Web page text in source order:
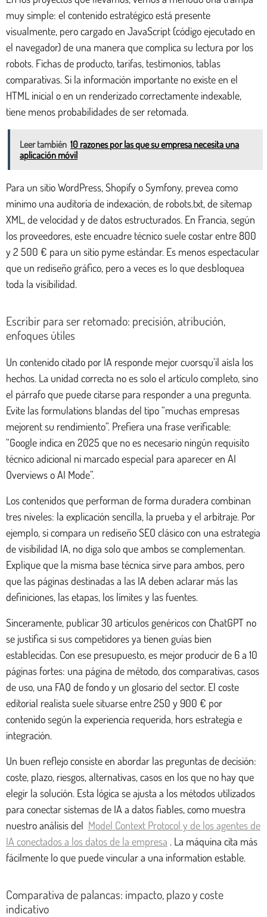
muy simple: el contenido estratégico está presente
visualmente, pero cargado en JavaScript (código ejecutado en
el navegador) de una manera que complica su lectura por los
robots. Fichas de producto, tarifas, testimonios, tablas
comparativas. Si la información importante no existe en el
HTML inicial o en un renderizado correctamente indexable,
tiene menos probabilidades de ser retomada.
Leer también 10 razones por las que su empresa necesita una
aplicación móvil
Para un sitio WordPress, Shopify o Symfony, prevea como
mínimo una auditoría de indexación, de robots.txt, de sitemap
XML, de velocidad y de datos estructurados. En Francia, según
los proveedores, este encuadre técnico suele costar entre 800
y 2 500 € para un sitio pyme estándar. Es menos espectacular
que un rediseño gráfico, pero a veces es lo que desbloquea
toda la visibilidad.
Escribir para ser retomado: precisión, atribución,
enfoques útiles
Un contenido citado por IA responde mejor cuorsqu’il aísla los
hechos. La unidad correcta no es solo el artículo completo, sino
el párrafo que puede citarse para responder a una pregunta.
Evite las formulations blandas del tipo “muchas empresas
mejorent su rendimiento”. Prefiera una frase verificable:
“Google indica en 2025 que no es necesario ningún requisito
técnico adicional ni marcado especial para aparecer en AI
Overviews o AI Mode”.
Los contenidos que performan de forma duradera combinan
tres niveles: la explicación sencilla, la prueba y el arbitraje. Por
ejemplo, si compara un rediseño SEO clásico con una estrategia
de visibilidad IA, no diga solo que ambos se complementan.
Explique que la misma base técnica sirve para ambos, pero
que las páginas destinadas a las IA deben aclarar más las
definiciones, las etapas, los límites y las fuentes.
Sinceramente, publicar 30 artículos genéricos con ChatGPT no
se justifica si sus competidores ya tienen guías bien
establecidas. Con ese presupuesto, es mejor producir de 6 a 10
páginas fortes: una página de método, dos comparativas, casos
de uso, una FAQ de fondo y un glosario del sector. El coste
editorial realista suele situarse entre 250 y 900 € por
contenido según la experiencia requerida, hors estrategia e
integración.
Un buen reflejo consiste en abordar las preguntas de decisión:
coste, plazo, riesgos, alternativas, casos en los que no hay que
elegir la solución. Esta lógica se ajusta a los métodos utilizados
para conectar sistemas de IA a datos fiables, como muestra
nuestro análisis del Model Context Protocol y de los agentes de
IA conectados a los datos de la empresa . La máquina cita más
fácilmente lo que puede vincular a una information estable.
Comparativa de palancas: impacto, plazo y coste
indicativo